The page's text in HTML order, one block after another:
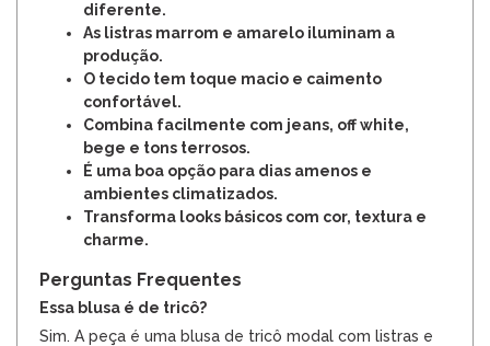
diferente.
As listras marrom e amarelo iluminam a
produção.
O tecido tem toque macio e caimento
confortável.
Combina facilmente com jeans, off white,
bege e tons terrosos.
É uma boa opção para dias amenos e
ambientes climatizados.
Transforma looks básicos com cor, textura e
charme.
Perguntas Frequentes
Essa blusa é de tricô?
Sim. A peça é uma blusa de tricô modal com listras e